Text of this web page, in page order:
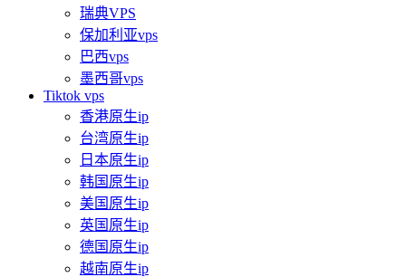
瑞典VPS
保加利亚vps
巴西vps
墨西哥vps
Tiktok vps
香港原生ip
台湾原生ip
日本原生ip
韩国原生ip
美国原生ip
英国原生ip
德国原生ip
越南原生ip